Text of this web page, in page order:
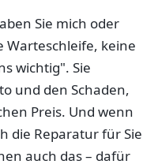
Sie mich oder
Warteschleife, keine
wichtig". Sie
und den Schaden,
Preis. Und wenn
die Reparatur für Sie
auch das – dafür